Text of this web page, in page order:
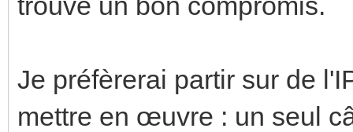
Je préfèrerai partir sur de
mettre en œuvre : un seul